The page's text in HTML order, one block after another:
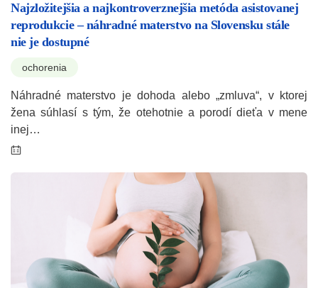
Najzložitejšia a najkontroverznejšia metóda asistovanej
reprodukcie – náhradné materstvo na Slovensku stále
nie je dostupné
ochorenia
Náhradné materstvo je dohoda alebo „zmluva“, v ktorej
žena súhlasí s tým, že otehotnie a porodí dieťa v mene
inej…